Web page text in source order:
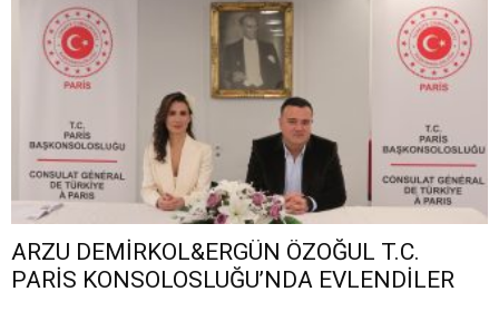
ARZU DEMİRKOL&ERGÜN ÖZOĞUL T.C.
PARİS KONSOLOSLUĞU’NDA EVLENDİLER